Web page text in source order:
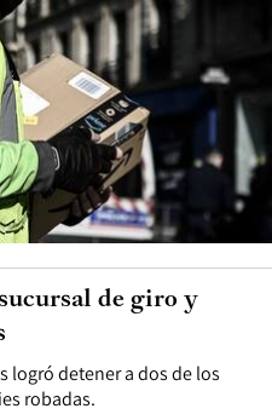
logró detener a dos de los
robadas.
de giro y